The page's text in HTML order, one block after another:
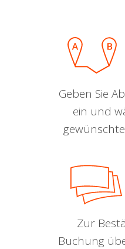
Geben Sie
ein und
Zur
Buchung